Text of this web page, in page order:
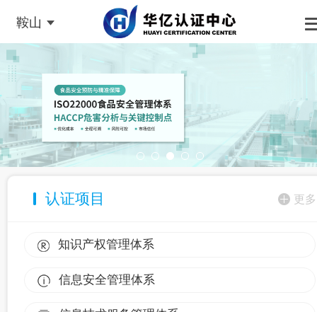
鞍山
认证项目 更多
知识产权管理体系
信息安全管理体系